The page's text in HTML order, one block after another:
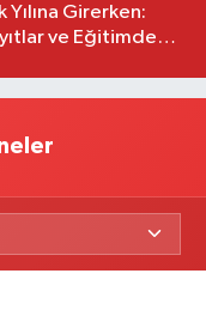
Girerken:
ve Eğitimde